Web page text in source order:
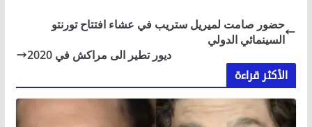
حضور صامت لميريل ستريب في عشاء افتتاح تورنتو
السينمائي الدولي
ديور تطير الى مراكش في 2020
الأكثر قراءة